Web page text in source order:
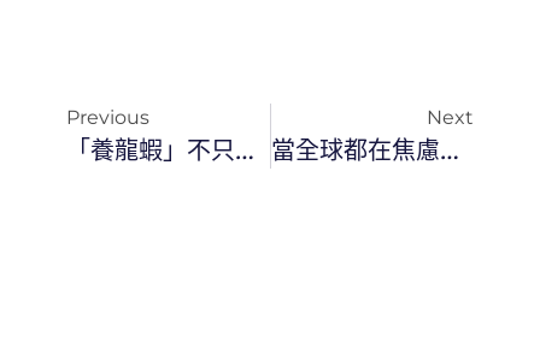
Previous
「養龍蝦」不只是安裝：你的 AI 數位特工成長等級指南
Next
當全球都在焦慮「被 AI 取代」，芬蘭卻反其道而行：情緒韌性才是核心競爭力